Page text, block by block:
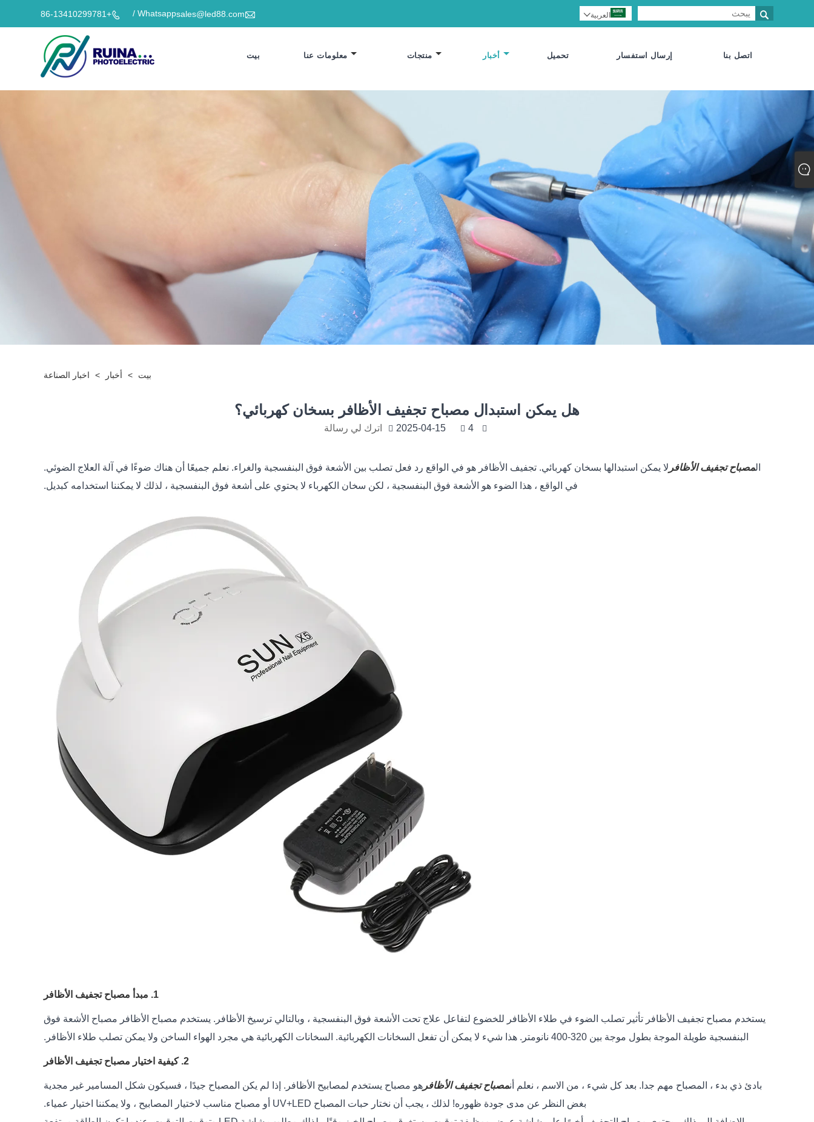

sales@led88.com
Whatsapp /

+86-13410299781  العربية
بيت معلومات عنا منتجات أخبار تحميل إرسال استفسار اتصل بنا
بيت > أخبار > اخبار الصناعة
هل يمكن استبدال مصباح تجفيف الأظافر بسخان كهربائي؟
2025-04-15 4 اترك لي رسالة
المصباح تجفيف الأظافر لا يمكن استبدالها بسخان كهربائي. تجفيف الأظافر هو في الواقع رد فعل تصلب بين الأشعة فوق البنفسجية والغراء. نعلم جميعًا أن هناك ضوءًا في آلة العلاج الضوئي.
في الواقع ، هذا الضوء هو الأشعة فوق البنفسجية ، لكن سخان الكهرباء لا يحتوي على أشعة فوق البنفسجية ، لذلك لا يمكننا استخدامه كبديل.
1. مبدأ مصباح تجفيف الأظافر
يستخدم مصباح تجفيف الأظافر تأثير تصلب الضوء في طلاء الأظافر للخضوع لتفاعل علاج تحت الأشعة فوق البنفسجية ، وبالتالي ترسيخ الأظافر. يستخدم مصباح الأظافر مصباح الأشعة فوق
البنفسجية طويلة الموجة بطول موجة بين 320-400 نانومتر. هذا شيء لا يمكن أن تفعل السخانات الكهربائية. السخانات الكهربائية هي مجرد الهواء الساخن ولا يمكن تصلب طلاء الأظافر.
2. كيفية اختيار مصباح تجفيف الأظافر
بادئ ذي بدء ، المصباح مهم جدا. بعد كل شيء ، من الاسم ، نعلم أنمصباح تجفيف الأظافر هو مصباح يستخدم لمصابيح الأظافر. إذا لم يكن المصباح جيدًا ، فسيكون شكل المسامير غير مجدية
بغض النظر عن مدى جودة ظهوره! لذلك ، يجب أن نختار حبات المصباح UV+LED أو مصباح مناسب لاختيار المصابيح ، ولا يمكننا اختيار عمياء.